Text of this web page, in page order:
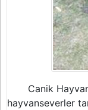
Canik
hayvanseverler